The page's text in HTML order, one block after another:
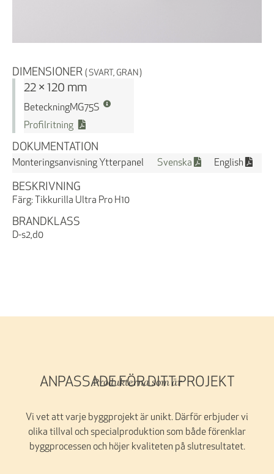
DIMENSIONER ( SVART, GRAN )
22 × 120 mm
BeteckningMG75S
Profilritning
DOKUMENTATION
Monteringsanvisning Ytterpanel Svenska English
BESKRIVNING
Färg: Tikkurilla Ultra Pro H10
BRANDKLASS
D-s2,d0
Produkterna som är
ANPASSADE FÖR DITT PROJEKT
Vi vet att varje byggprojekt är unikt. Därför erbjuder vi
olika tillval och specialproduktion som både förenklar
byggprocessen och höjer kvaliteten på slutresultatet.